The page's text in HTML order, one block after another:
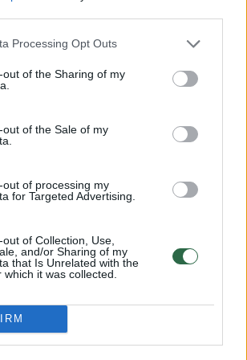
Processing Opt Outs
out of the Sharing of my
out of the Sale of my
out of processing my
for Targeted Advertising.
of Collection, Use,
and/or Sharing of my
that Is Unrelated with the
it was collected.
gyvenimą
00:03:01
jurbarkietis ryžosi ambicingam
nustebino
00:03:13
įmonės vadovas: verslas negali
užmojai: mokyklose matematikos
jų kurtus žaidimus